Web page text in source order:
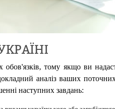
обов'язків, тому якщо ви
аналіз ваших
наступних завдань: